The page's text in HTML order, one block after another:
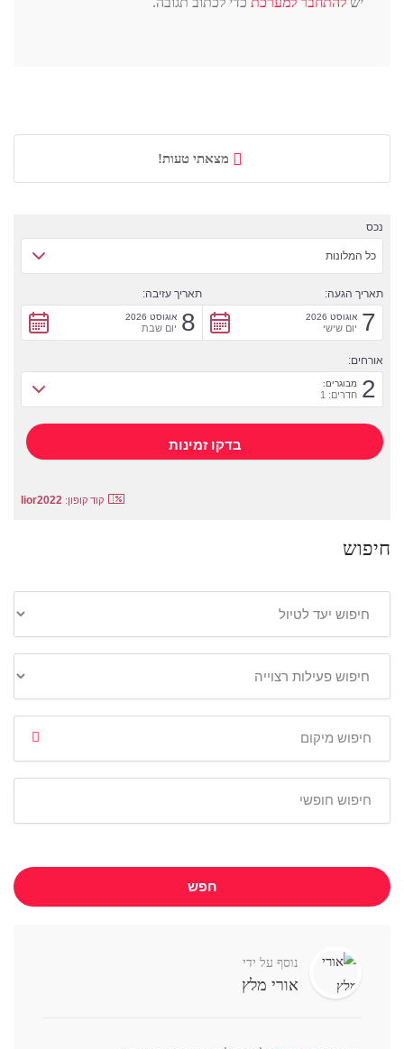
מצאתי טעות!
נכס
כל המלונות
תאריך הגעה:
7 אוגוסט 2026
יום שישי
תאריך עזיבה:
8 אוגוסט 2026
יום שבת
אורחים:
2 מבוגרים:
חדרים: 1
קוד קופון: lior2022
חיפוש
חפש
נוסף על ידי
אורי מלץ